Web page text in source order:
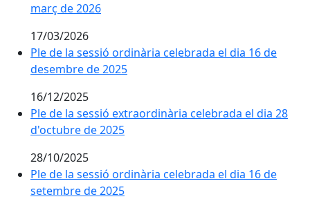
març de 2026
17/03/2026
Ple de la sessió ordinària celebrada el dia 16 de
desembre de 2025
16/12/2025
Ple de la sessió extraordinària celebrada el dia 28
d'octubre de 2025
28/10/2025
Ple de la sessió ordinària celebrada el dia 16 de
setembre de 2025